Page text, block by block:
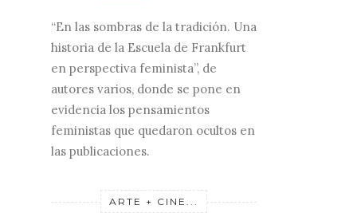
“En las sombras de la tradición. Una
historia de la Escuela de Frankfurt
en perspectiva feminista”, de
autores varios, donde se pone en
evidencia los pensamientos
feministas que quedaron ocultos en
las publicaciones.
ARTE + CINE...